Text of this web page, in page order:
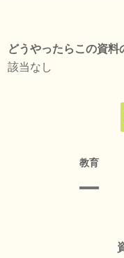
どうやったらこの資料
該当なし
教育